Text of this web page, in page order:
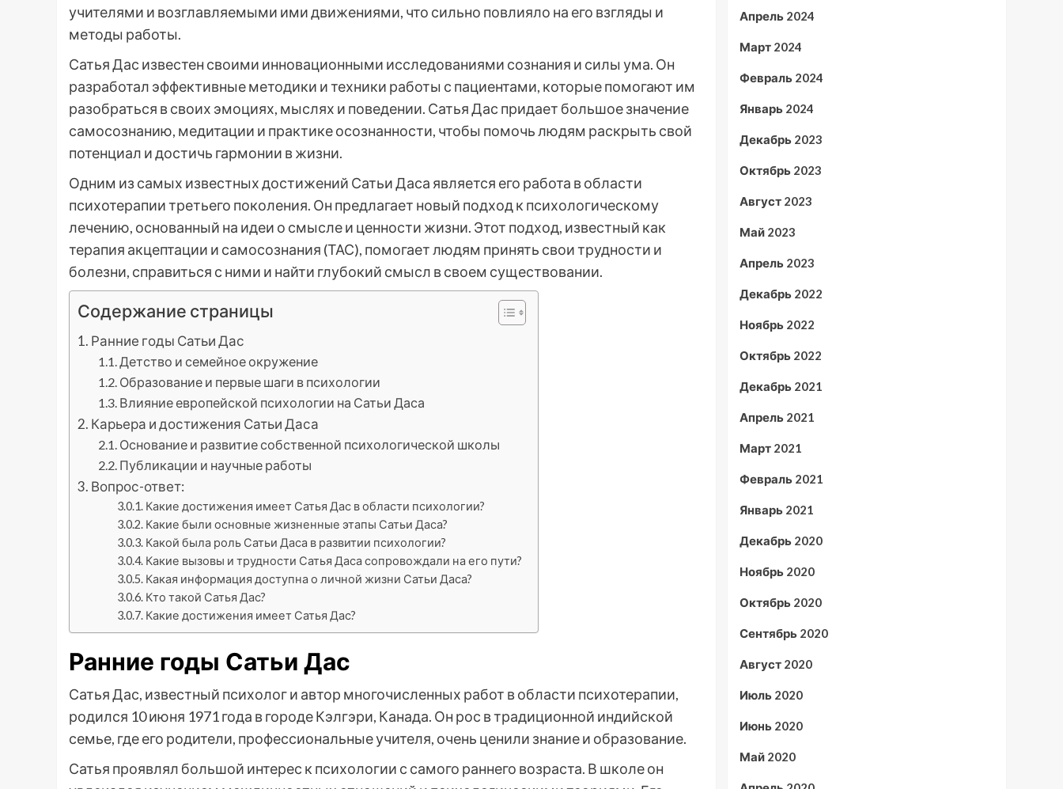
учителями и возглавляемыми ими движениями, что сильно повлияло на его взгляды и
методы работы.
Сатья Дас известен своими инновационными исследованиями сознания и силы ума. Он
разработал эффективные методики и техники работы с пациентами, которые помогают им
разобраться в своих эмоциях, мыслях и поведении. Сатья Дас придает большое значение
самосознанию, медитации и практике осознанности, чтобы помочь людям раскрыть свой
потенциал и достичь гармонии в жизни.
Одним из самых известных достижений Сатьи Даса является его работа в области
психотерапии третьего поколения. Он предлагает новый подход к психологическому
лечению, основанный на идеи о смысле и ценности жизни. Этот подход, известный как
терапия акцептации и самосознания (ТАС), помогает людям принять свои трудности и
болезни, справиться с ними и найти глубокий смысл в своем существовании.
Содержание страницы
Ранние годы Сатьи Дас
Детство и семейное окружение
Образование и первые шаги в психологии
Влияние европейской психологии на Сатьи Даса
Карьера и достижения Сатьи Даса
Основание и развитие собственной психологической школы
Публикации и научные работы
Вопрос-ответ:
Какие достижения имеет Сатья Дас в области психологии?
Какие были основные жизненные этапы Сатьи Даса?
Какой была роль Сатьи Даса в развитии психологии?
Какие вызовы и трудности Сатья Даса сопровождали на его пути?
Какая информация доступна о личной жизни Сатьи Даса?
Кто такой Сатья Дас?
Какие достижения имеет Сатья Дас?
Ранние годы Сатьи Дас
Сатья Дас, известный психолог и автор многочисленных работ в области психотерапии,
родился 10 июня 1971 года в городе Кэлгэри, Канада. Он рос в традиционной индийской
семье, где его родители, профессиональные учителя, очень ценили знание и образование.
Сатья проявлял большой интерес к психологии с самого раннего возраста. В школе он
Апрель 2024
Март 2024
Февраль 2024
Январь 2024
Декабрь 2023
Октябрь 2023
Август 2023
Май 2023
Апрель 2023
Декабрь 2022
Ноябрь 2022
Октябрь 2022
Декабрь 2021
Апрель 2021
Март 2021
Февраль 2021
Январь 2021
Декабрь 2020
Ноябрь 2020
Октябрь 2020
Сентябрь 2020
Август 2020
Июль 2020
Июнь 2020
Май 2020